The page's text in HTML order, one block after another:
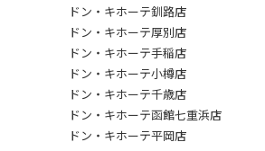
ドン・キホーテ釧路店
ドン・キホーテ厚別店
ドン・キホーテ手稲店
ドン・キホーテ小樽店
ドン・キホーテ千歳店
ドン・キホーテ函館七重浜店
ドン・キホーテ平岡店